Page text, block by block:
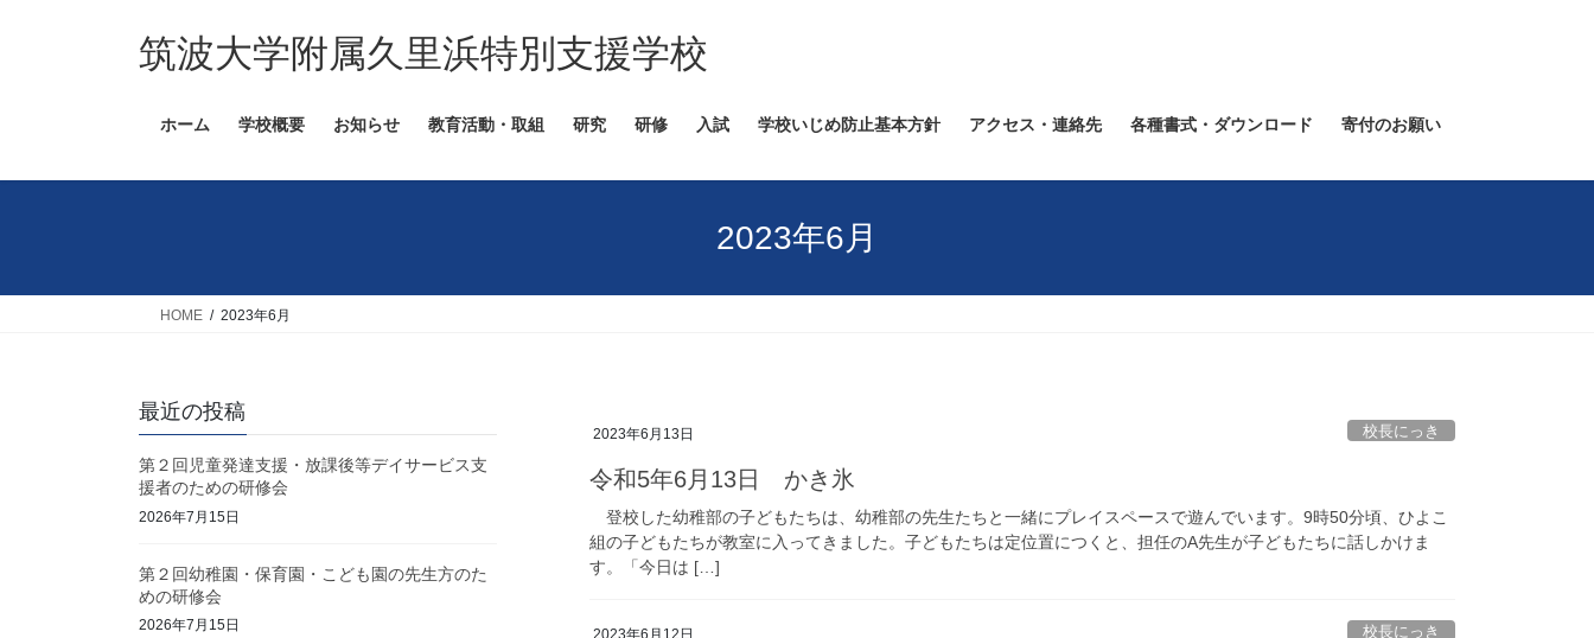
ス
ン
筑波大学附属久里浜特別支援学校
ホーム 学校概要 お知らせ 教育活動・取組 研究 研修 入試 学校いじめ防止基本方針 アクセス・連絡先 各種書式・ダウンロード 寄付のお願い
2023年6月
HOME 2023年6月
2023年6月13日 校長にっき
令和5年6月13日 かき氷
登校した幼稚部の子どもたちは、幼稚部の先生たちと一緒にプレイスペースで遊んでいます。9時50分頃、ひよこ
組の子どもたちが教室に入ってきました。子どもたちは定位置につくと、担任のA先生が子どもたちに話しかけま
す。「今日は […]
2023年6月12日 校長にっき
最近の投稿
第２回児童発達支援・放課後等デイサービス支
援者のための研修会
2026年7月15日
第２回幼稚園・保育園・こども園の先生方のた
めの研修会
2026年7月15日